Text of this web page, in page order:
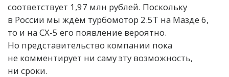
соответствует 1,97 млн рублей. Поскольку
в России мы ждём турбомотор 2.5T на Мазде 6,
то и на CX-5 его появление вероятно.
Но представительство компании пока
не комментирует ни саму эту возможность,
ни сроки.